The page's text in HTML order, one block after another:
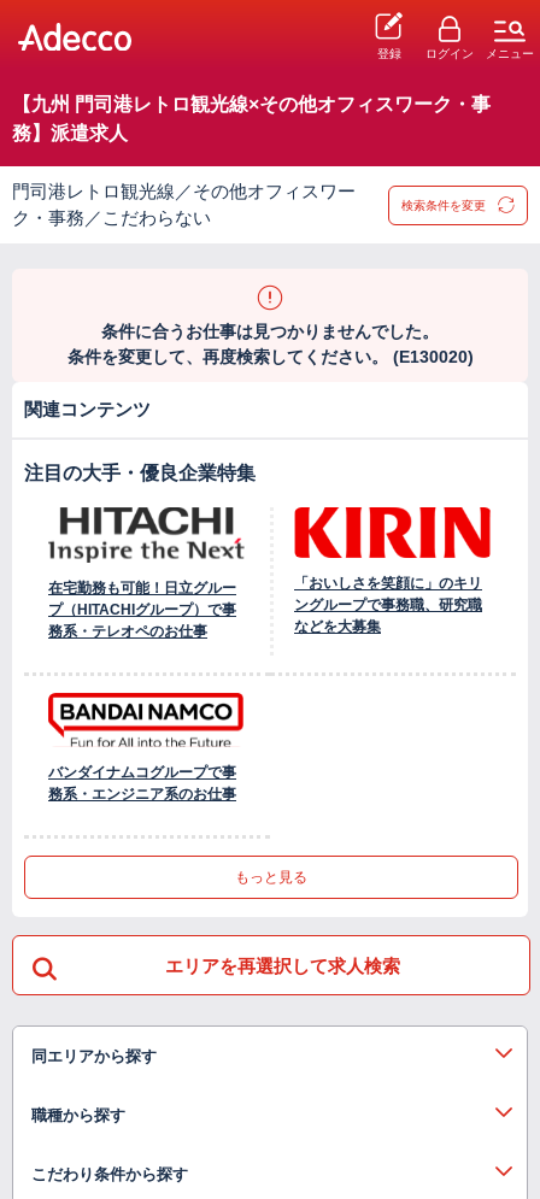
登録 ログイン メニュー
【九州 門司港レトロ観光線×その他オフィスワーク・事
務】派遣求人
門司港レトロ観光線／その他オフィスワー
ク・事務／こだわらない
検索条件を変更
条件に合うお仕事は見つかりませんでした。
条件を変更して、再度検索してください。 (E130020)
関連コンテンツ
注目の大手・優良企業特集
在宅勤務も可能！日立グルー
プ（HITACHIグループ）で事
務系・テレオペのお仕事
「おいしさを笑顔に」のキリ
ングループで事務職、研究職
などを大募集
バンダイナムコグループで事
務系・エンジニア系のお仕事
もっと見る
エリアを再選択して求人検索
同エリアから探す
職種から探す
こだわり条件から探す